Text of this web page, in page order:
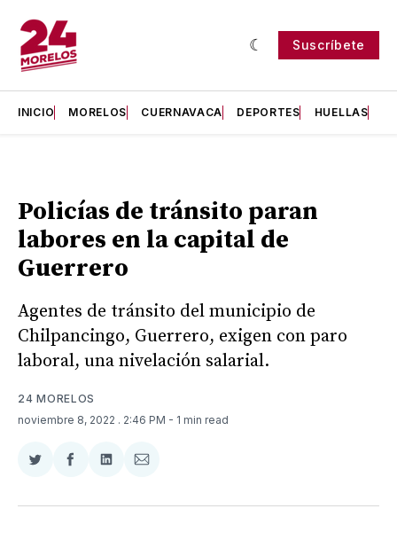
Suscríbete
INICIO MORELOS CUERNAVACA DEPORTES HUELLAS
Policías de tránsito paran
labores en la capital de
Guerrero
Agentes de tránsito del municipio de
Chilpancingo, Guerrero, exigen con paro
laboral, una nivelación salarial.
24 MORELOS
noviembre 8, 2022 . 2:46 PM - 1 min read
Compartir
Twitter
Compartir
Facebook
Compartir
LinkedIn
Compartir
Email